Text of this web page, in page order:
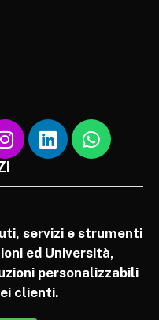
servizi e strumenti
ed Università,
personalizzabili
clienti.